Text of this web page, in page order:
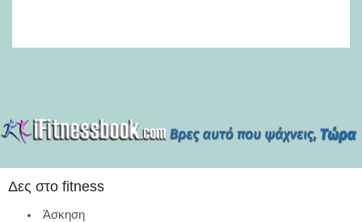
Δες στο fitness
Άσκηση